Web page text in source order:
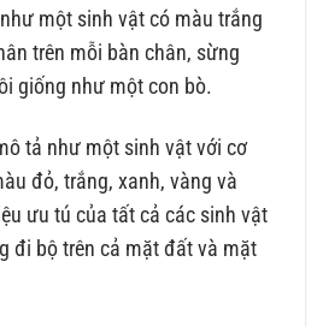
một sinh vật có màu trắng
trên mỗi bàn chân, sừng
giống như một con bò.
tả như một sinh vật với cơ
đỏ, trắng, xanh, vàng và
ưu tú của tất cả các sinh vật
đi bộ trên cả mặt đất và mặt